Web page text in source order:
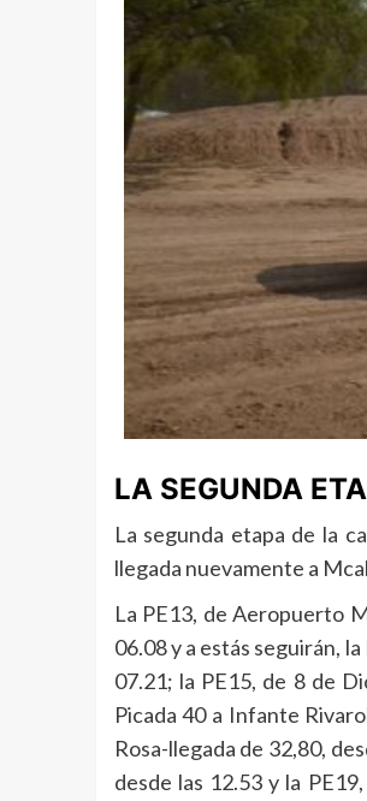
LA SEGUNDA
La segunda etapa de la
llegada nuevamente a
La PE13, de Aeropuerto
06.08 y a estás seguirán,
07.21; la PE15, de 8 de
Picada 40 a Infante
Rosa-llegada de 32,80,
desde las 12.53 y la